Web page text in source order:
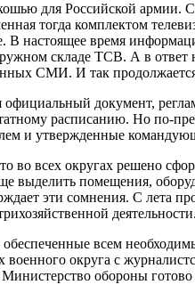
для Российской армии.
тогда комплектом
В настоящее время
складе ТСВ. А в
СМИ. И так
документ,
расписанию. Но по-
и утвержденные
всех округах решено
выделить помещения,
эти сомнения. С лета
деятельности.
всем
округа с
обороны готово